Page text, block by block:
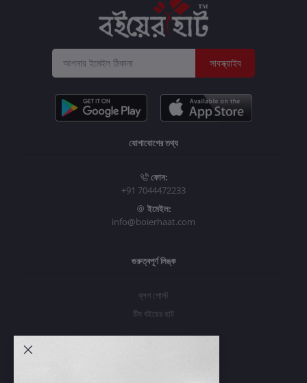
সাবস্ক্রাইব
যোগাযোগের তথ্য
ফোন:
+91 7044472233
ইমেইল:
info@boierhaat.com
গুরুত্বপূর্ণ লিঙ্ক
ব্লগ পোস্ট
টিম বইয়ের হাট